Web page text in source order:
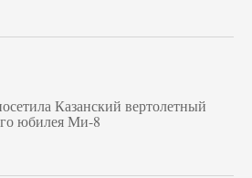
Казанский вертолетный
юбилея Ми-8